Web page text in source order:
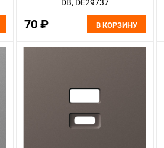
DB, DE29737
70 ₽ В КОРЗИНУ